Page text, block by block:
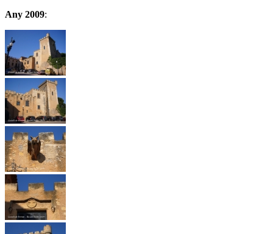
Any 2009: